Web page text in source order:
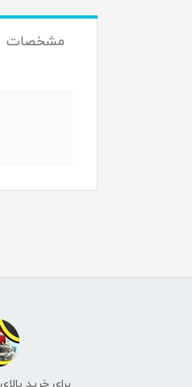
مشخصات